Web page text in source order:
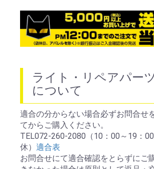
ライト・リペアパー
について
適合の分からない場合必ずお問合せ
てからご購入ください。
TEL072-260-2080（10：00～19：
休） 適合表
お問合せにて適合確認をとらずにご